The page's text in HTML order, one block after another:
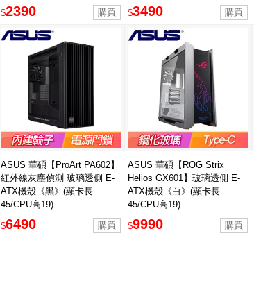
$2390 $3490
ASUS 華碩【ProArt PA602】
紅外線灰塵偵測 玻璃透側 E-
ATX機殼《黑》(顯卡長
45/CPU高19)
$6490
ASUS 華碩【ROG Strix
Helios GX601】玻璃透側 E-
ATX機殼《白》(顯卡長
45/CPU高19)
$9990